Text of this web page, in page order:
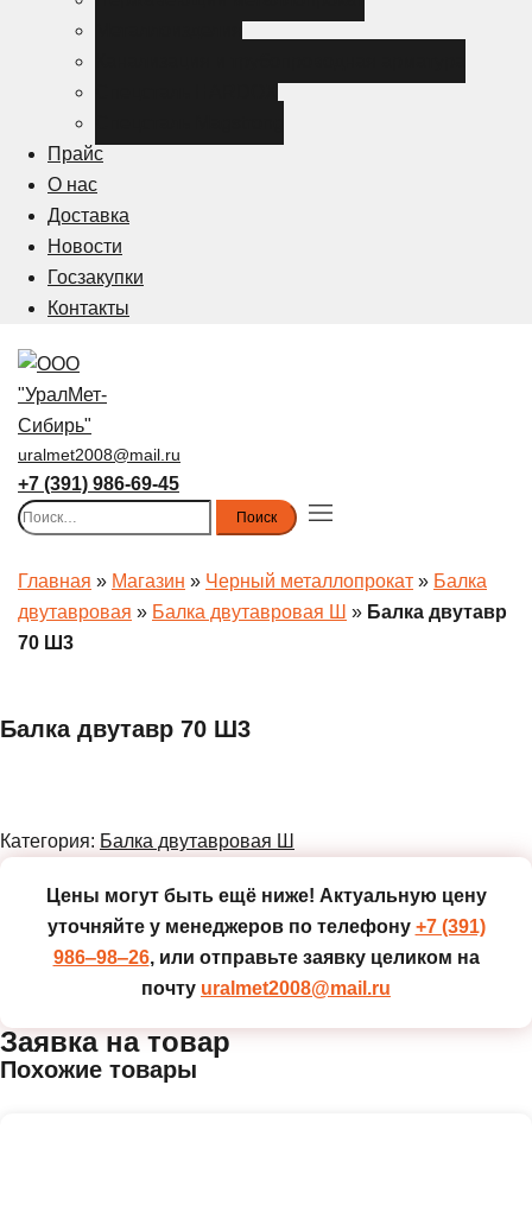
Прайс
О нас
Доставка
Новости
Госзакупки
Контакты
uralmet2008@mail.ru
+7 (391) 986-69-45
Найти:
Главная » Магазин » Черный металлопрокат » Балка
двутавровая » Балка двутавровая Ш » Балка двутавр
70 Ш3
Балка двутавр 70 Ш3
Категория: Балка двутавровая Ш
Цены могут быть ещё ниже! Актуальную цену
уточняйте у менеджеров по телефону +7 (391)
986‒98‒26, или отправьте заявку целиком на
почту uralmet2008@mail.ru
Заявка на товар
Похожие товары